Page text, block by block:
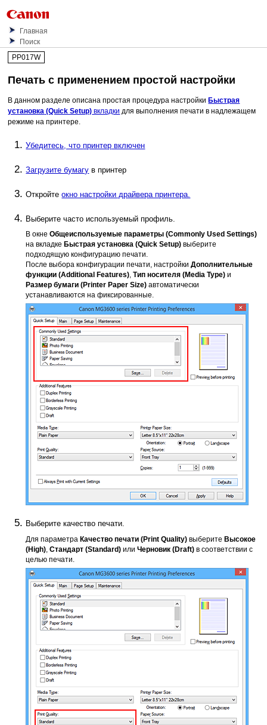
Главная
Поиск
PP017W
Печать с применением простой настройки
В данном разделе описана простая процедура настройки Быстрая
установка (Quick Setup) вкладки для выполнения печати в надлежащем
режиме напринтере.
Убедитесь, чтопринтер включен
Загрузите бумагу впринтер
Откройтеокно настройки драйвера принтера.
Выберите часто используемый профиль.
В окнеОбщеиспользуемые параметры (Commonly Used Settings)
на вкладке Быстрая установка (Quick Setup) выберите
подходящую конфигурацию печати.
После выбора конфигурации печати, настройкиДополнительные
функции (Additional Features) ,Тип носителя (Media Type) и
Размер бумаги (Printer Paper Size) автоматически
устанавливаются на фиксированные.
Выберите качество печати.
Для параметраКачество печати (Print Quality) выберитеВысокое
(High) ,Стандарт (Standard) илиЧерновик (Draft) в соответствии с
целью печати.